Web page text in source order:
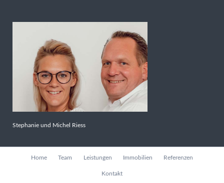
Stephanie und Michel Riess
Home Team Leistungen Immobilien Referenzen
Kontakt